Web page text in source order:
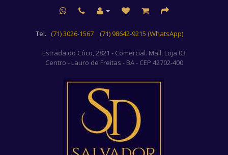
Tel. (71) 3026-1567 (71) 98642-9215 (WhatsApp)
Estrada do Côco, 2821 - Comercial. Mall, Loja 03
Centro - Lauro de Freitas - BA - CEP 42702-400